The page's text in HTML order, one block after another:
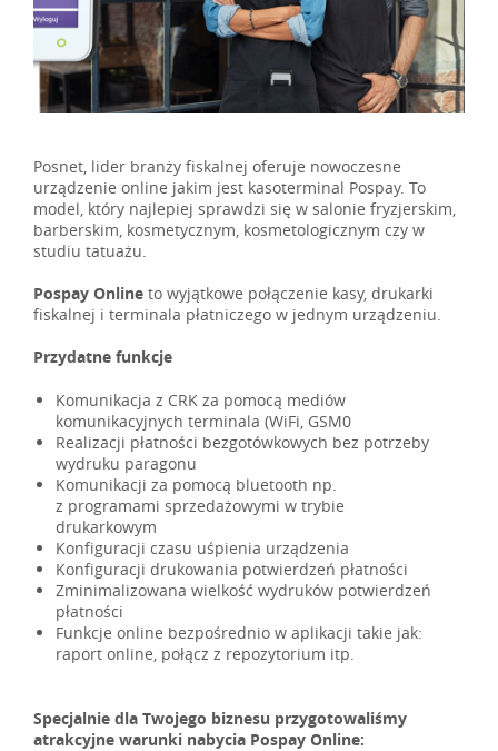
Posnet, lider branży fiskalnej oferuje nowoczesne
urządzenie online jakim jest kasoterminal Pospay. To
model, który najlepiej sprawdzi się w salonie fryzjerskim,
barberskim, kosmetycznym, kosmetologicznym czy w
studiu tatuażu.
Pospay Online to wyjątkowe połączenie kasy, drukarki
fiskalnej i terminala płatniczego w jednym urządzeniu.
Przydatne funkcje
Komunikacja z CRK za pomocą mediów
komunikacyjnych terminala (WiFi, GSM0
Realizacji płatności bezgotówkowych bez potrzeby
wydruku paragonu
Komunikacji za pomocą bluetooth np.
z programami sprzedażowymi w trybie
drukarkowym
Konfiguracji czasu uśpienia urządzenia
Konfiguracji drukowania potwierdzeń płatności
Zminimalizowana wielkość wydruków potwierdzeń
płatności
Funkcje online bezpośrednio w aplikacji takie jak:
raport online, połącz z repozytorium itp.
Specjalnie dla Twojego biznesu przygotowaliśmy
atrakcyjne warunki nabycia Pospay Online: